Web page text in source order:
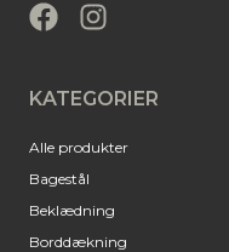
KATEGORIER
Alle produkter
Bagestål
Beklædning
Borddækning